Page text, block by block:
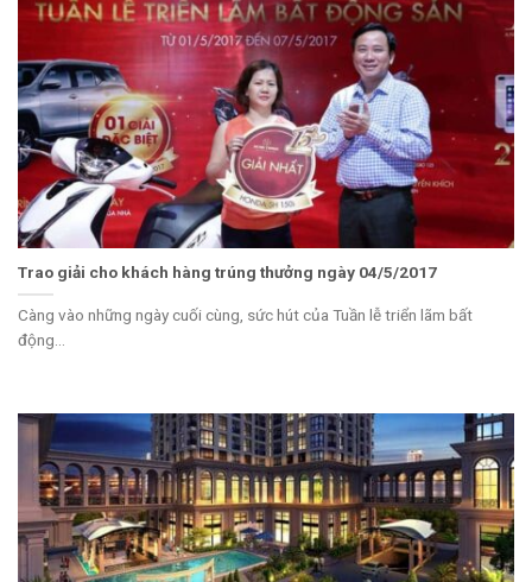
Trao giải cho khách hàng trúng thưởng ngày 04/5/2017
Càng vào những ngày cuối cùng, sức hút của Tuần lễ triển lãm bất
động...